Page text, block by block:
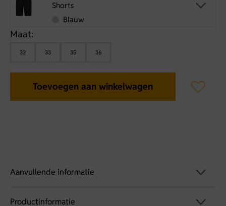
Shorts
Blauw
Maat:
32 33 35 36
Toevoegen aan winkelwagen
Aanvullende informatie
Productinformatie